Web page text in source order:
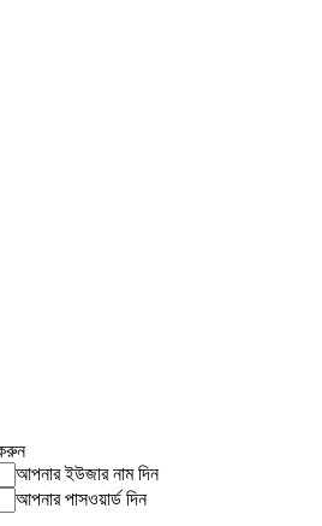
আপনার ইউজার নাম দিন
আপনার পাসওয়ার্ড দিন